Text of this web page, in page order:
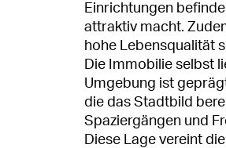
Einrichtungen
attraktiv macht.
hohe Lebensqualität
Die Immobilie selbst
Umgebung ist
die das Stadtbild
Spaziergängen und
Diese Lage vereint